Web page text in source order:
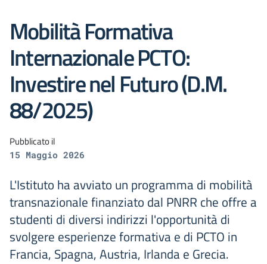
Mobilità Formativa
Internazionale PCTO:
Investire nel Futuro (D.M.
88/2025)
Pubblicato il
15 Maggio 2026
L'Istituto ha avviato un programma di mobilità
transnazionale finanziato dal PNRR che offre a
studenti di diversi indirizzi l'opportunità di
svolgere esperienze formativa e di PCTO in
Francia, Spagna, Austria, Irlanda e Grecia.